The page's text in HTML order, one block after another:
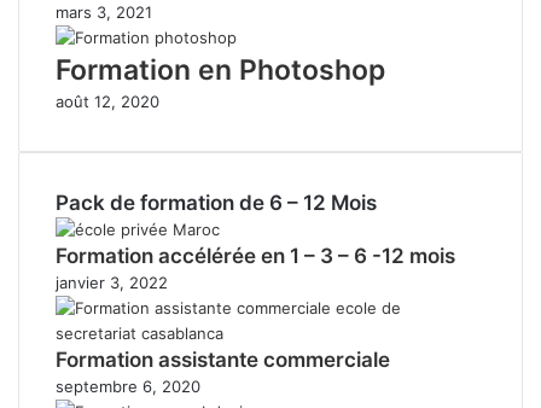
mars 3, 2021
Formation en Photoshop
août 12, 2020
Pack de formation de 6 – 12 Mois
Formation accélérée en 1 – 3 – 6 -12 mois
janvier 3, 2022
Formation assistante commerciale
septembre 6, 2020